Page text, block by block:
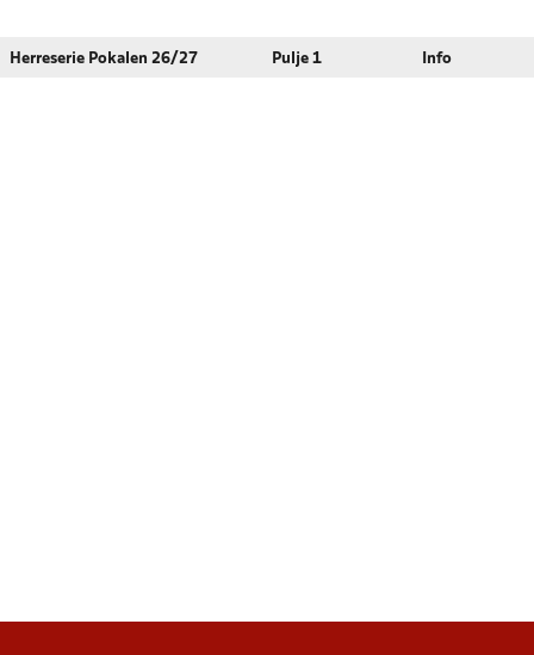
Herreserie Pokalen 26/27 Pulje 1 Info